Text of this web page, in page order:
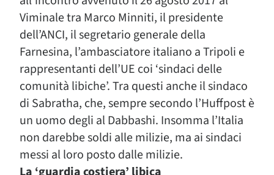
Viminale tra Marco Minniti, il presidente
dell’ANCI, il segretario generale della
Farnesina, l’ambasciatore italiano a Tripoli e
rappresentanti dell’UE coi ‘sindaci delle
comunità libiche’. Tra questi anche il sindaco
di Sabratha, che, sempre secondo l’Huffpost è
un uomo degli al Dabbashi. Insomma l’Italia
non darebbe soldi alle milizie, ma ai sindaci
messi al loro posto dalle milizie.